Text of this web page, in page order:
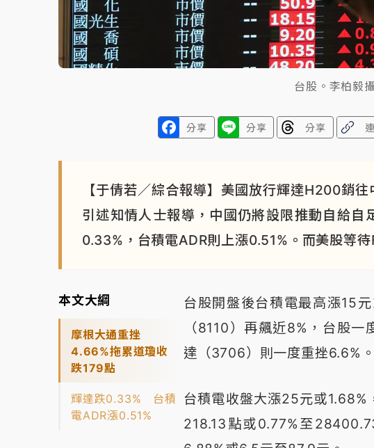
台股。李柏毅
分享 分享 分享
【于倩若／綜合報導】美國放行輝達H200銷
引述知情人士報導，中國仍將設限推動自給自
0.33%，台積電ADR則上漲0.51%。而美股等
本文大綱
摩根大通重挫
4.66%拖累道瓊收
跌179點
輝達跌0.33% 台積
電ADR漲0.51%
台股開盤後台積電最高漲15
（8110）再飆近8%，台股
達（3706）則一度重挫6.6%。
台積電收盤大漲25元或
218.13點或0.77%至